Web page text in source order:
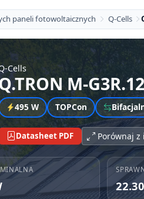
paneli fotowoltaicznych Q-Cells
Cells
M-
495 W TOPCon
Datasheet PDF Porównaj z